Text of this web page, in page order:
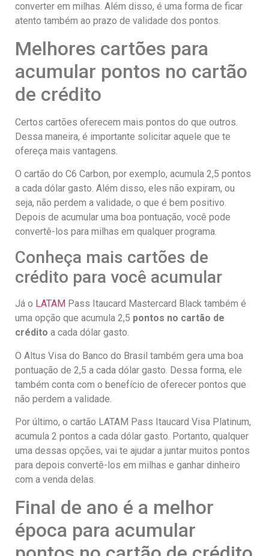
converter em milhas. Além disso, é uma forma de ficar
atento também ao prazo de validade dos pontos.
Melhores cartões para
acumular pontos no cartão
de crédito
Certos cartões oferecem mais pontos do que outros.
Dessa maneira, é importante solicitar aquele que te
ofereça mais vantagens.
O cartão do C6 Carbon, por exemplo, acumula 2,5 pontos
a cada dólar gasto. Além disso, eles não expiram, ou
seja, não perdem a validade, o que é bem positivo.
Depois de acumular uma boa pontuação, você pode
convertê-los para milhas em qualquer programa.
Conheça mais cartões de
crédito para você acumular
Já o LATAM Pass Itaucard Mastercard Black também é
uma opção que acumula 2,5 pontos no cartão de
crédito a cada dólar gasto.
O Altus Visa do Banco do Brasil também gera uma boa
pontuação de 2,5 a cada dólar gasto. Dessa forma, ele
também conta com o benefício de oferecer pontos que
não perdem a validade.
Por último, o cartão LATAM Pass Itaucard Visa Platinum,
acumula 2 pontos a cada dólar gasto. Portanto, qualquer
uma dessas opções, vai te ajudar a juntar muitos pontos
para depois convertê-los em milhas e ganhar dinheiro
com a venda delas.
Final de ano é a melhor
época para acumular